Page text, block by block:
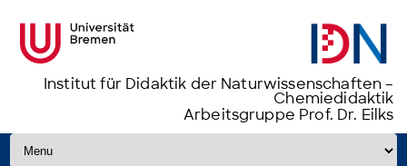
Institut für Didaktik der Naturwissenschaften –
Chemiedidaktik
Arbeitsgruppe Prof. Dr. Eilks
Zum Inhalt springen